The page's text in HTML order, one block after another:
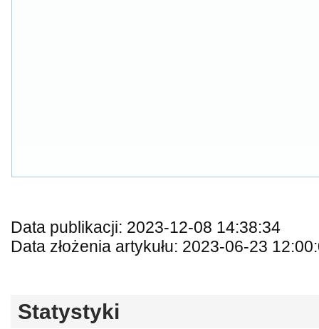
Data publikacji: 2023-12-08 14:38:34
Data złożenia artykułu: 2023-06-23
Statystyki